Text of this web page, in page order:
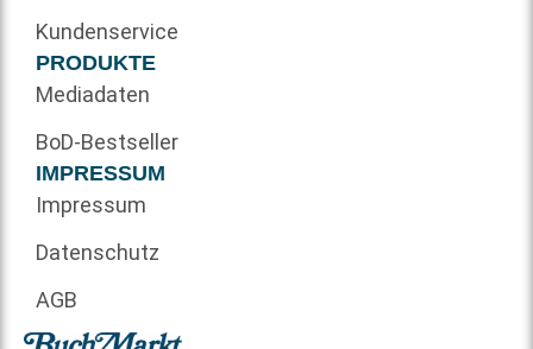
Kundenservice
PRODUKTE
Mediadaten
BoD-Bestseller
IMPRESSUM
Impressum
Datenschutz
AGB